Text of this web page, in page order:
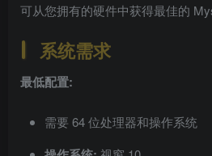
可从您拥有的硬件中获得最佳的
系统需求
最低配置:
需要 64 位处理器和操作系统